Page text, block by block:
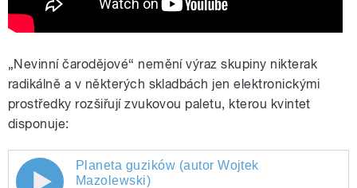
„Nevinní čarodějové“ nemění výraz skupiny nikterak
radikálně a v některých skladbách jen elektronickými
prostředky rozšiřují zvukovou paletu, kterou kvintet
disponuje:
Planeta guzików (autor Wojtek
Planeta guzików (autor Wojtek
Mazolewski)